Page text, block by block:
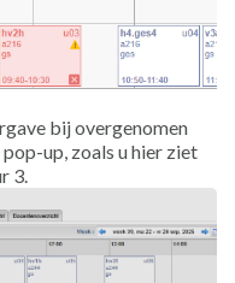
bij overgenomen
up, zoals u hier ziet
3.